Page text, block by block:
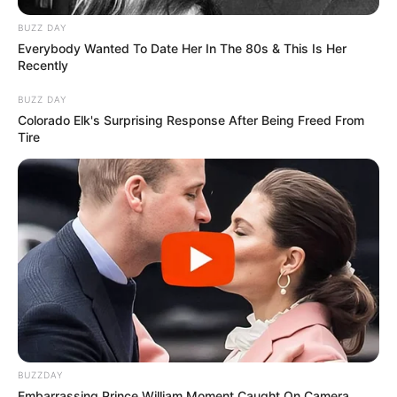
Συμβούλιο: Αντιδρά για την
προαγωγή της Παγουτέλη
στην αντιπροεδρία του...
ΩΡΑ ΤΩΝ ΓΗΙΝΩΝ
ΑΠΟΚΑΛΥΨΕΩΝ ΛΕΠΤΟ ΠΡΟΣ
Συνέντευξη Alexander Dugin
σχολιάζοντας τον λόγο
Πούτιν: Είναι η έναρξη της
Νικηφόρας...
ΕΠΕΙΓΟΝ: Στην απόφαση
ΑΠΑΓΟΡΕΥΣΗΣ rapid test από
τον Ε.Ο.Φ αναγράφεται
καθαρά ότι...
Email address:
BUZZ DAY
Everybody Wanted To Date Her In The 80s & This Is Her
Recently
BUZZ DAY
Colorado Elk's Surprising Response After Being Freed From
Tire
BUZZDAY